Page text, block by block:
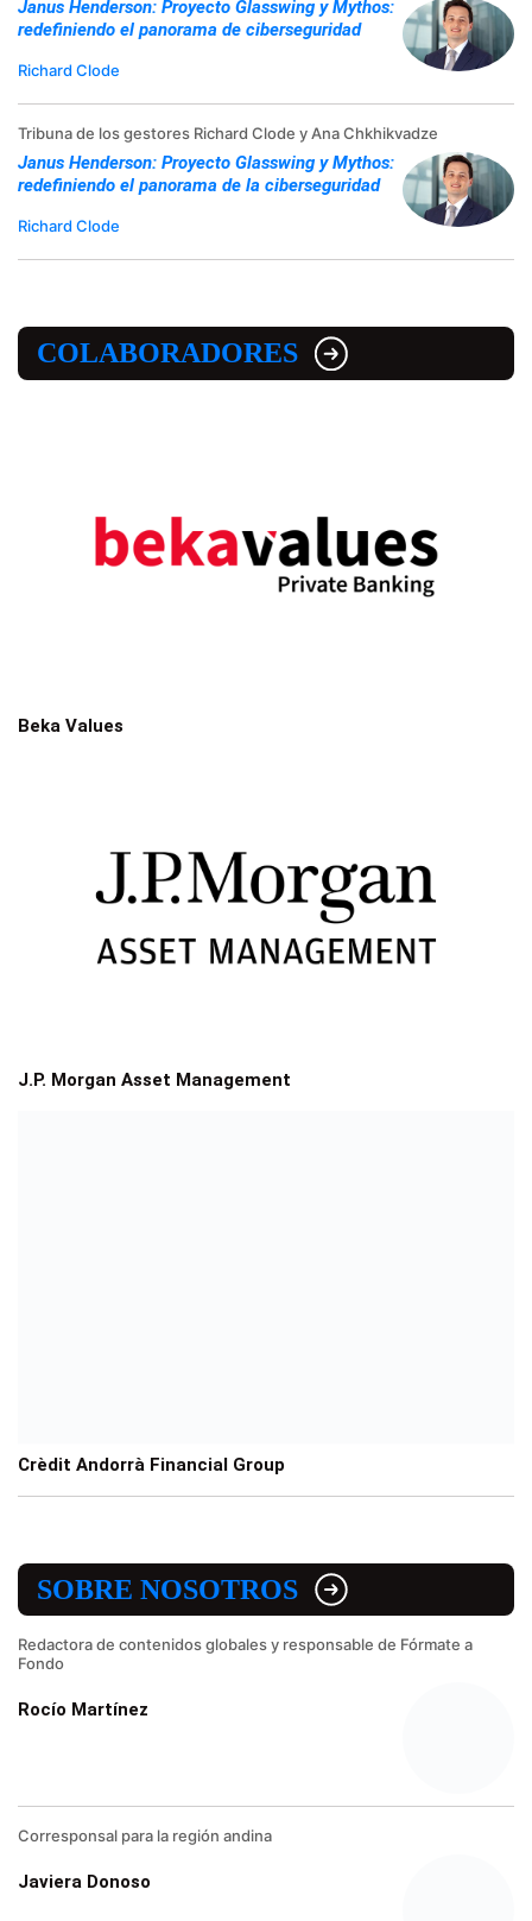
Janus Henderson: Proyecto Glasswing y Mythos:
redefiniendo el panorama de ciberseguridad
Richard Clode
Tribuna de los gestores Richard Clode y Ana Chkhikvadze
Janus Henderson: Proyecto Glasswing y Mythos:
redefiniendo el panorama de la ciberseguridad
Richard Clode
COLABORADORES
Beka Values
J.P. Morgan Asset Management
Crèdit Andorrà Financial Group
SOBRE NOSOTROS
Redactora de contenidos globales y responsable de Fórmate a
Fondo
Rocío Martínez
Corresponsal para la región andina
Javiera Donoso